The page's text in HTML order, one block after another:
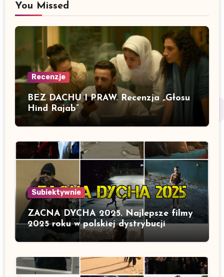
You Missed
Recenzje
BEZ DACHU I PRAW. Recenzja „Głosu
Hind Rajab”
Subiektywnie
ZACNA DYCHA 2025. Najlepsze filmy
2025 roku w polskiej dystrybucji